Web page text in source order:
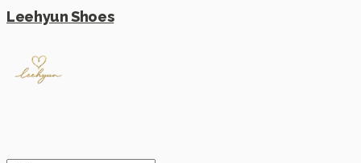
Leehyun Shoes